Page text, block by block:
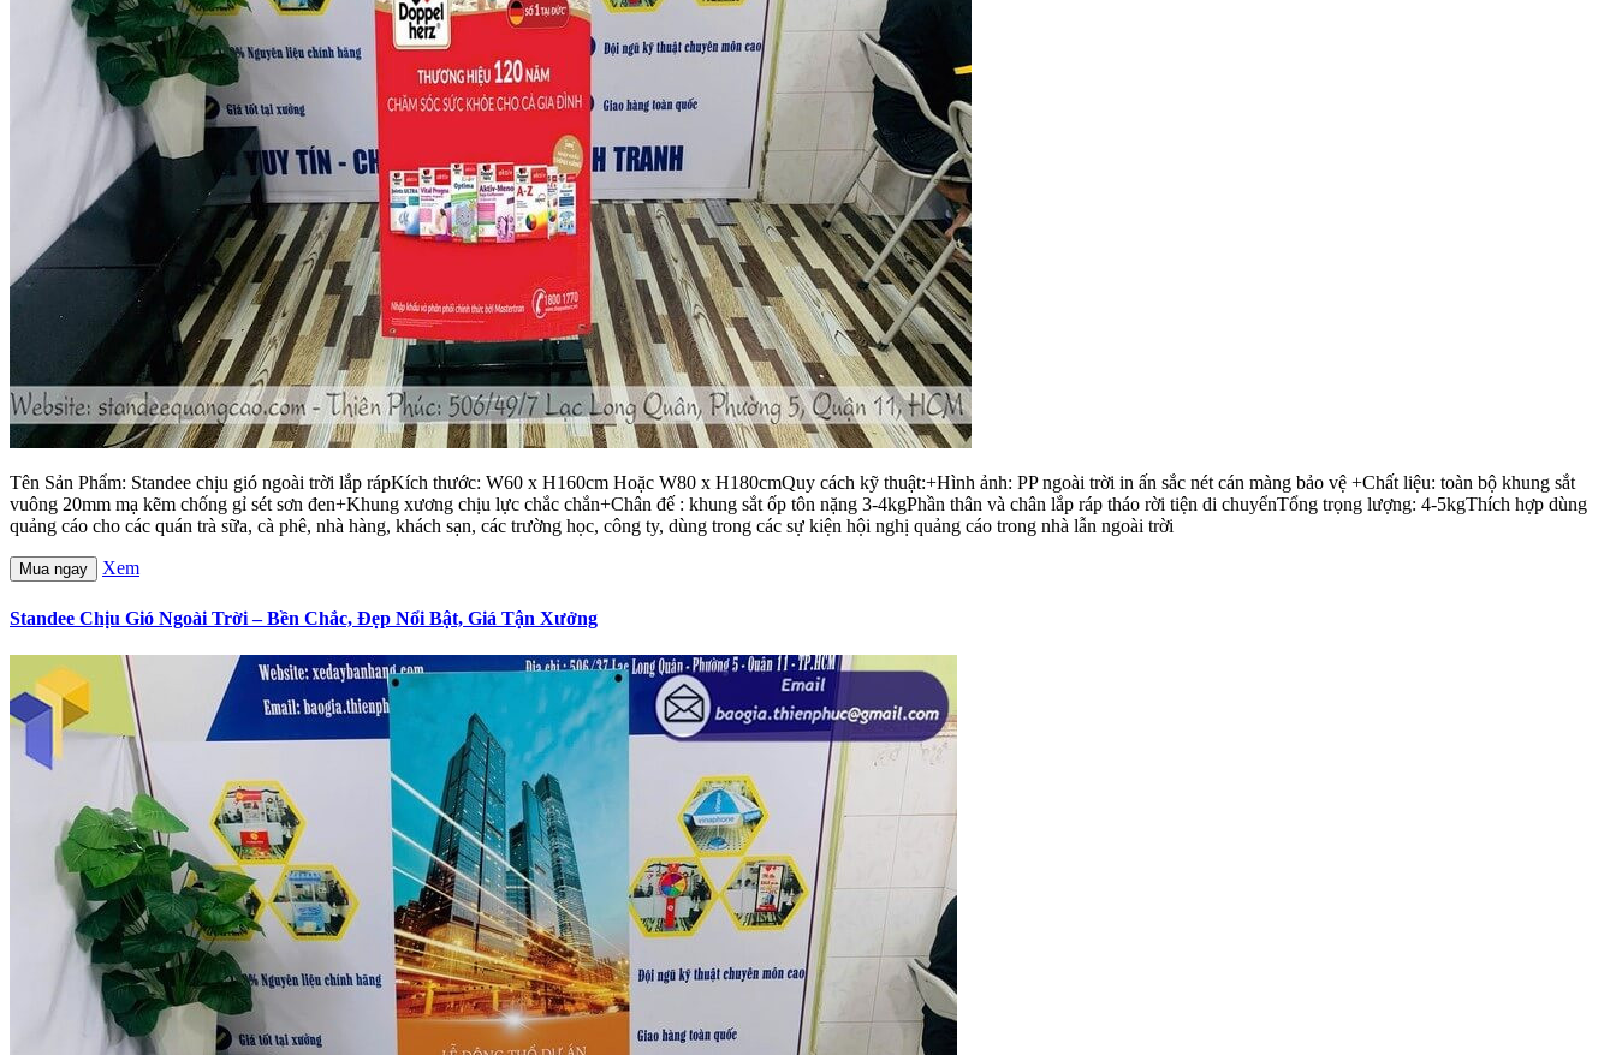
Tên Sản Phẩm: Standee chịu gió ngoài trời lắp rápKích thước: W60 x H160cm Hoặc W80 x H180cmQuy cách kỹ thuật:+Hình ảnh: PP ngoài trời in ấn sắc nét cán màng bảo vệ +Chất liệu: toàn bộ khung sắt
vuông 20mm mạ kẽm chống gỉ sét sơn đen+Khung xương chịu lực chắc chắn+Chân đế : khung sắt ốp tôn nặng 3-4kgPhần thân và chân lắp ráp tháo rời tiện di chuyểnTổng trọng lượng: 4-5kgThích hợp dùng
quảng cáo cho các quán trà sữa, cà phê, nhà hàng, khách sạn, các trường học, công ty, dùng trong các sự kiện hội nghị quảng cáo trong nhà lẫn ngoài trời
Mua ngay Xem
Standee Chịu Gió Ngoài Trời – Bền Chắc, Đẹp Nổi Bật, Giá Tận Xưởng